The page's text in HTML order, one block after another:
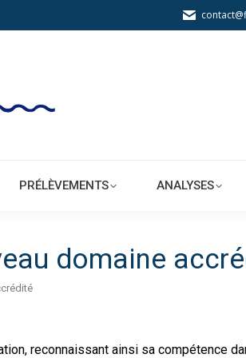
PRÉLÈVEMENTS ANALYSES
domaine
reconnaissant ainsi sa compétence